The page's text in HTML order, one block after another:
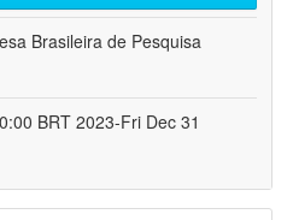
Brasileira de Pesquisa
BRT 2023-Fri Dec 31